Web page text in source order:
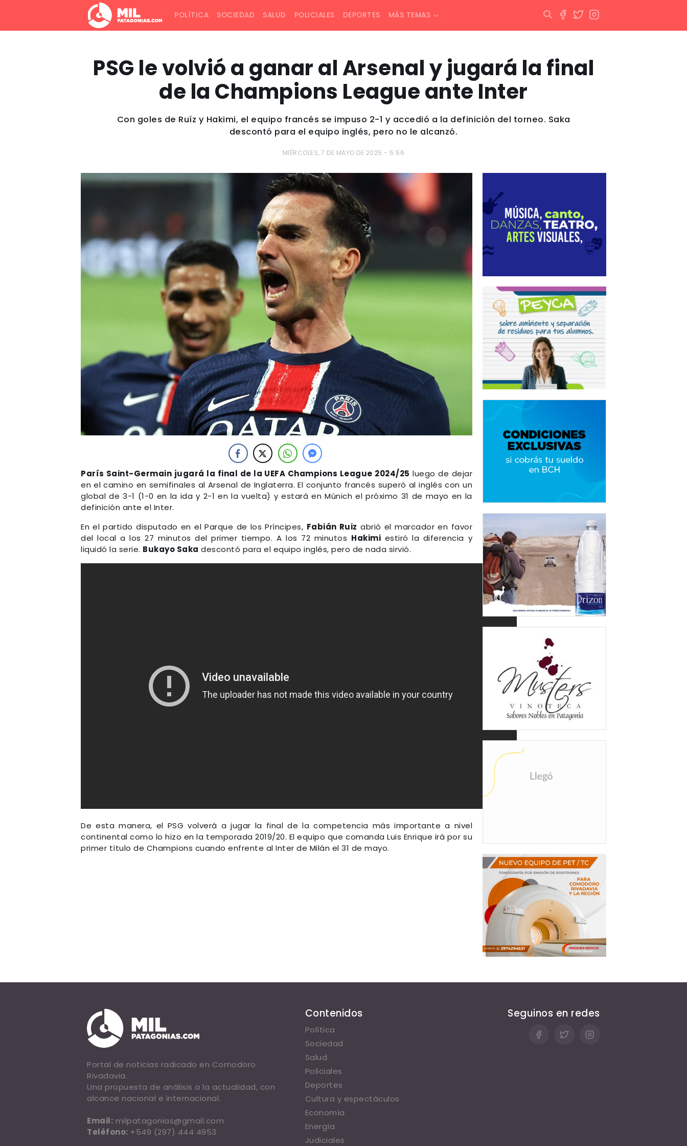
POLÍTICA SOCIEDAD SALUD POLICIALES DEPORTES MÁS TEMAS
PSG le volvió a ganar al Arsenal y jugará la final
de la Champions League ante Inter
Con goles de Ruíz y Hakimi, el equipo francés se impuso 2-1 y accedió a la definición del torneo. Saka
descontó para el equipo inglés, pero no le alcanzó.
MIÉRCOLES, 7 DE MAYO DE 2025 - 5:56
París Saint-Germain jugará la final de la UEFA Champions League 2024/25 luego de dejar
en el camino en semifinales al Arsenal de Inglaterra. El conjunto francés superó al inglés con un
global de 3-1 (1-0 en la ida y 2-1 en la vuelta) y estará en Múnich el próximo 31 de mayo en la
definición ante el Inter.
En el partido disputado en el Parque de los Príncipes, Fabián Ruiz abrió el marcador en favor
del local a los 27 minutos del primer tiempo. A los 72 minutos Hakimi estiró la diferencia y
liquidó la serie. Bukayo Saka descontó para el equipo inglés, pero de nada sirvió.
De esta manera, el PSG volverá a jugar la final de la competencia más importante a nivel
continental como lo hizo en la temporada 2019/20. El equipo que comanda Luis Enrique irá por su
primer título de Champions cuando enfrente al Inter de Milán el 31 de mayo.
Portal de noticias radicado en Comodoro
Rivadavia.
Una propuesta de análisis a la actualidad, con
alcance nacional e internacional.
Email: milpatagonias@gmail.com
Teléfono: +549 (297) 444 4953
Contenidos
Política
Sociedad
Salud
Policiales
Deportes
Cultura y espectáculos
Economía
Energía
Judiciales
Seguinos en redes